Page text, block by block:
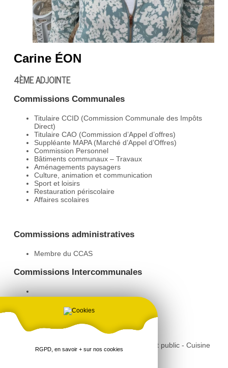
Carine ÉON
4ÈME ADJOINTE
Commissions Communales
Titulaire CCID (Commission Communale des Impôts
Direct)
Titulaire CAO (Commission d’Appel d’offres)
Suppléante MAPA (Marché d’Appel d’Offres)
Commission Personnel
Bâtiments communaux – Travaux
Aménagements paysagers
Culture, animation et communication
Sport et loisirs
Restauration périscolaire
Affaires scolaires
Commissions administratives
Membre du CCAS
Commissions Intercommunales
Déléguée / Représentante
Commission GIP Groupement d'intérêt public - Cuisine
centrale
RGPD, en savoir + sur nos cookies